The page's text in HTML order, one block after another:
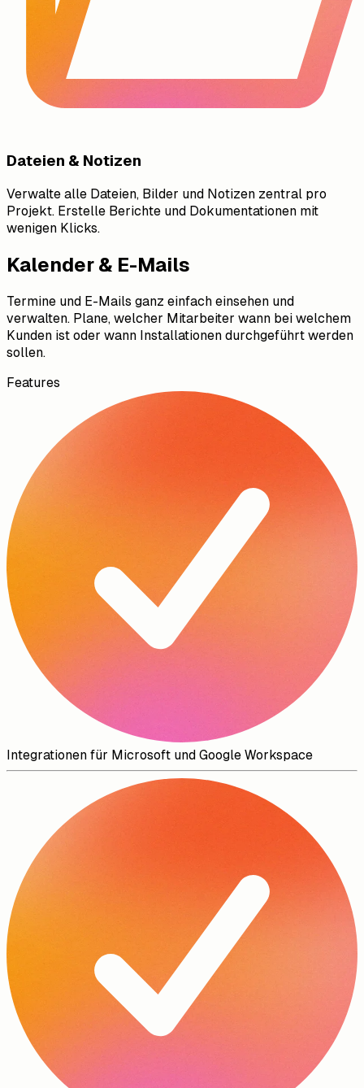
Dateien & Notizen
Verwalte alle Dateien, Bilder und Notizen zentral pro
Projekt. Erstelle Berichte und Dokumentationen mit
wenigen Klicks.
Kalender & E-Mails
Termine und E-Mails ganz einfach einsehen und
verwalten. Plane, welcher Mitarbeiter wann bei welchem
Kunden ist oder wann Installationen durchgeführt werden
sollen.
Features
Integrationen für Microsoft und Google Workspace